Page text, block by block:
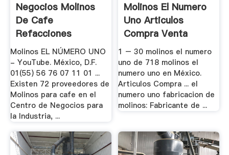
Negocios Molinos
De Cafe
Refacciones
Distrito Federal
Molinos EL NÚMERO UNO
- YouTube. México, D.F.
01(55) 56 76 07 11 01 ...
Existen 72 proveedores de
Molinos para cafe en el
Centro de Negocios para
la Industria, ...
Molinos El Numero
Uno Articulos
Compra Venta
1 – 30 molinos el numero
uno de 718 molinos el
numero uno en México.
Articulos Compra ... el
numero uno fabricacion de
molinos: Fabricante de ...